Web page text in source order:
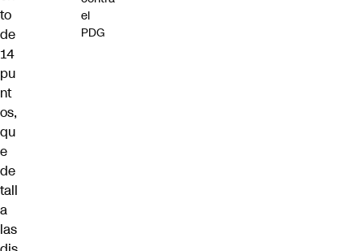
to
de
14
pu
nt
os,
qu
e
de
tall
a
las
el
PDG